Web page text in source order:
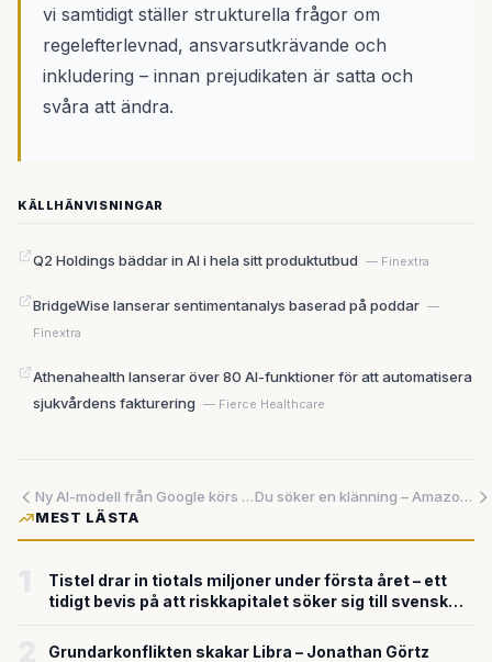
vi samtidigt ställer strukturella frågor om
regelefterlevnad, ansvarsutkrävande och
inkludering – innan prejudikaten är satta och
svåra att ändra.
KÄLLHÄNVISNINGAR
Q2 Holdings bäddar in AI i hela sitt produktutbud — Finextra
BridgeWise lanserar sentimentanalys baserad på poddar —
Finextra
Athenahealth lanserar över 80 AI-funktioner för att automatisera
sjukvårdens fakturering — Fierce Healthcare
Ny AI-modell från Google körs på 16 GB minne – och presterar nästan i klass med dubbelt så resurskrävande modeller
Du söker en klänning – Amazon visar upp en som inte finns
MEST LÄSTA
Tistel drar in tiotals miljoner under första året – ett
tidigt bevis på att riskkapitalet söker sig till svensk
Grundarkonflikten skakar Libra – Jonathan Görtz